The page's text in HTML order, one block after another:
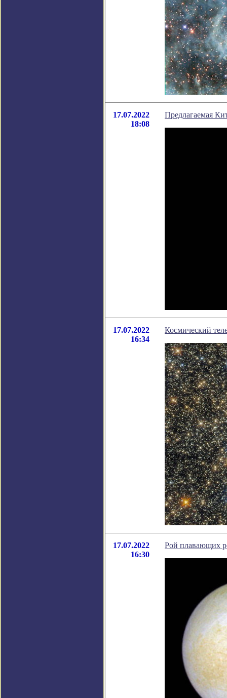
17.07.2022
18:08
Предлагаемая
17.07.2022
16:34
Космический
17.07.2022
16:30
Рой плавающих